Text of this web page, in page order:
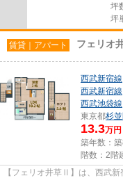
坪
坪
賃貸｜アパート フェリオ
西武新宿線
西武新宿線
西武池袋線
東京都杉
13.3万円
築年数：
階数：2階
【フェリオ井草Ⅱ】は、西武